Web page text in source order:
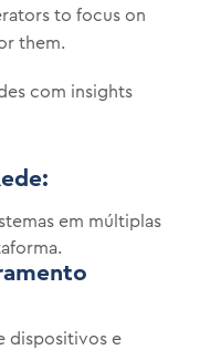
com insights
em múltiplas
dispositivos e